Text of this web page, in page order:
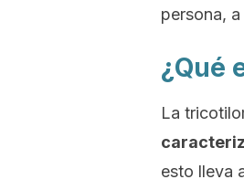
persona,
¿Qué
La
esto lleva